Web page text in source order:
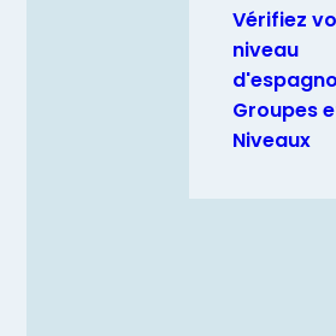
Vérifiez
niveau
Groupes
Niveaux